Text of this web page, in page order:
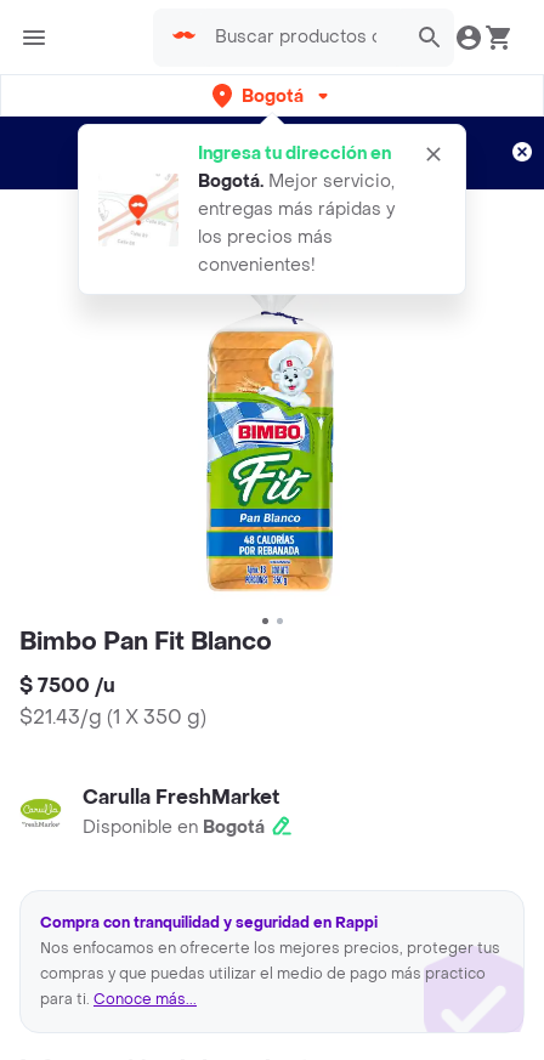
Bogotá
Ingresa tu dirección en
Bogotá. Mejor servicio,
entregas más rápidas y
los precios más
convenientes!
envíos gratis por semanas
Aplican TyC
Bimbo Pan Fit Blanco
$ 7500 /u
$21.43/g (1 X 350 g)
Carulla FreshMarket
Disponible en Bogotá
Compra con tranquilidad y seguridad en Rappi
Nos enfocamos en ofrecerte los mejores precios, proteger tus
compras y que puedas utilizar el medio de pago más practico
para ti. Conoce más...